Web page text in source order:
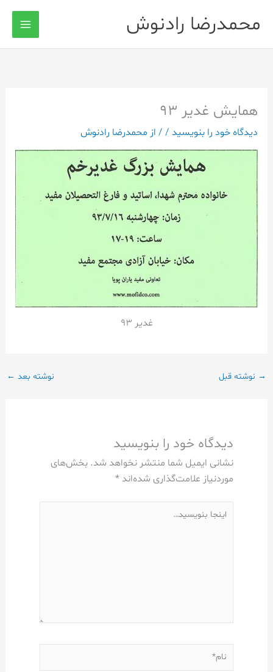
محمدرضا رادنوش
همایش غدیر 93
دیدگاه‌ خود را بنویسید / / از محمدرضا رادنوش
غدیر 93
→ نوشته قبل نوشته بعد ←
دیدگاه‌ خود را بنویسید
نشانی ایمیل شما منتشر نخواهد شد. بخش‌های
موردنیاز علامت‌گذاری شده‌اند *
اینجا
نام*